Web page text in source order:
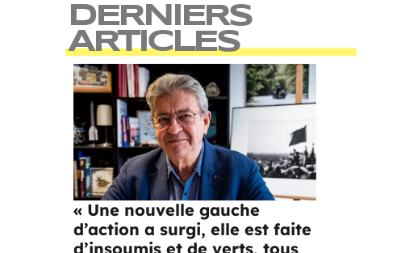
DERNIERS
ARTICLES
« Une nouvelle gauche
d’action a surgi, elle est faite
d’insoumis et de verts, tous